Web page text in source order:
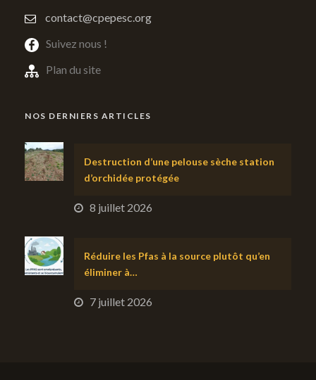
contact@cpepesc.org
Suivez nous !
Plan du site
NOS DERNIERS ARTICLES
Destruction d’une pelouse sèche station
d’orchidée protégée
8 juillet 2026
Réduire les Pfas à la source plutôt qu’en
éliminer à…
7 juillet 2026